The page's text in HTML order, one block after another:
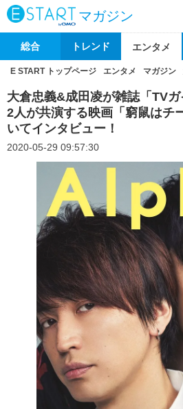
マガジン
総合 トレンド エンタメ
E START トップページ エンタメ マガジン
大倉忠義&成田凌が雑誌「TV
2人が共演する映画「窮鼠はチ
いてインタビュー！
2020-05-29 09:57:30